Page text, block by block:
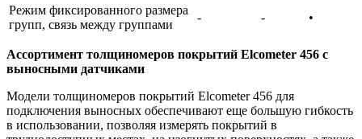
Режим фиксированного размера
групп, связь между группами
- - •
Ассортимент толщиномеров покрытий Elcometer 456 с
выносными датчиками
Модели толщиномеров покрытий Elcometer 456 для
подключения выносных обеспечивают еще большую гибкость
в использовании, позволяя измерять покрытий в